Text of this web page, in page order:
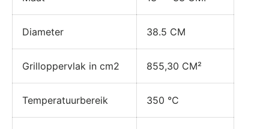
Diameter 38.5 CM
Grilloppervlak in cm2 855,30 CM²
Temperatuurbereik 350 °C